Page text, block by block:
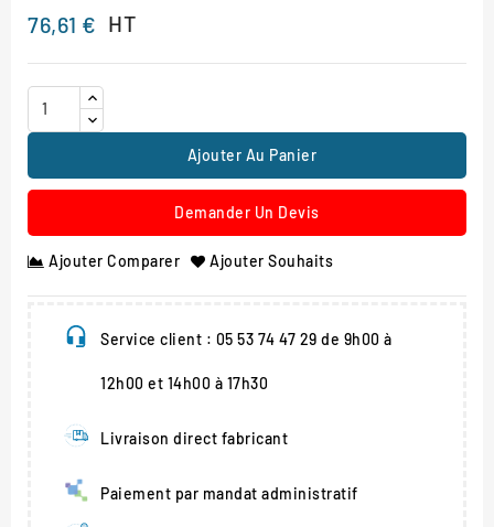
76,61 € HT
Ajouter Au Panier
Demander Un Devis
Ajouter Comparer Ajouter Souhaits
Service client : 05 53 74 47 29 de 9h00 à
12h00 et 14h00 à 17h30
Livraison direct fabricant
Paiement par mandat administratif